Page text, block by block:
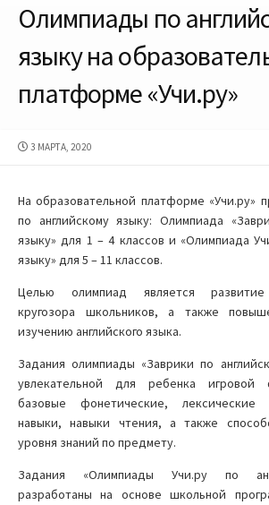
Олимпиады по
языку на
платформе «Учи.ру»
ДАТА
3 МАРТА, 2020
На образовательной платформе «Учи.ру»
по английскому языку: Олимпиада
языку» для 1 – 4 классов и «Олимпиада
языку» для 5 – 11 классов.
Целью олимпиад является развитие
кругозора школьников, а также
изучению английского языка.
Задания олимпиады «Заврики по
увлекательной для ребенка игровой
базовые фонетические, лексические
навыки, навыки чтения, а также
уровня знаний по предмету.
Задания «Олимпиады Учи.ру по
разработаны на основе школьной